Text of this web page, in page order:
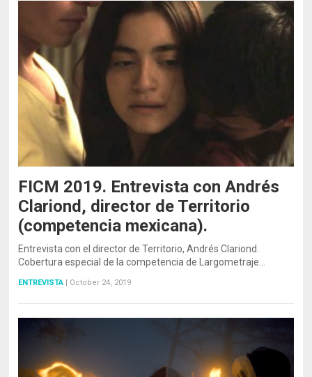
FICM 2019. Entrevista con Andrés
Clariond, director de Territorio
(competencia mexicana).
Entrevista con el director de Territorio, Andrés Clariond.
Cobertura especial de la competencia de Largometraje…
ENTREVISTA | October 24, 2019